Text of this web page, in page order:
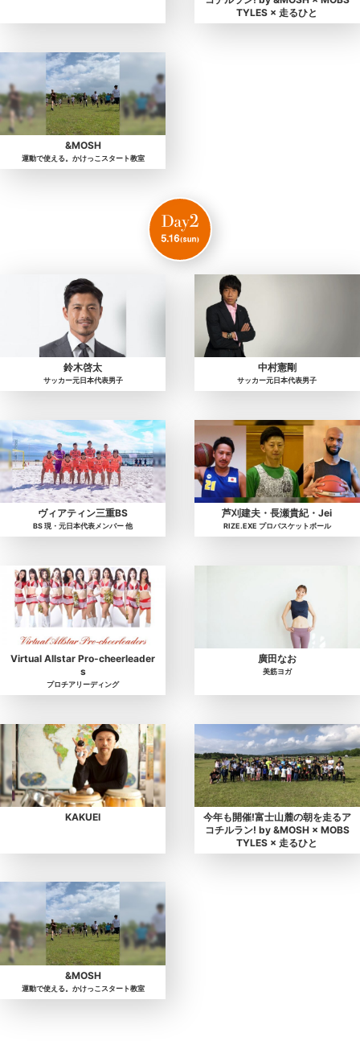
TYLES × 走るひと
&MOSH
運動で使える。かけっこスタート教室
鈴木啓太
サッカー元日本代表男子
中村憲剛
サッカー元日本代表男子
ヴィアティン三重BS
BS 現・元日本代表メンバー 他
芦刈建夫・長瀬貴紀・Jei
RIZE.EXE プロバスケットボール
Virtual Allstar Pro-cheerleader
s
プロチアリーディング
廣田なお
美筋ヨガ
KAKUEI
今年も開催!富士山麓の朝を走るア
コチルラン! by &MOSH × MOBS
TYLES × 走るひと
&MOSH
運動で使える。かけっこスタート教室